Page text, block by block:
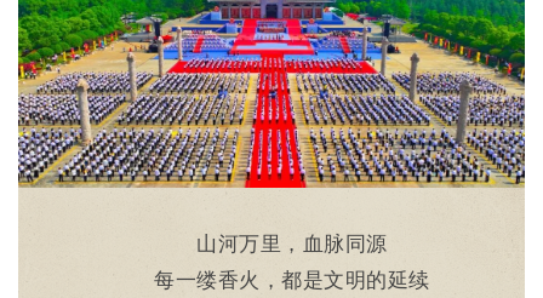
山河万里，血脉同源
每一缕香火，都是文明的延续